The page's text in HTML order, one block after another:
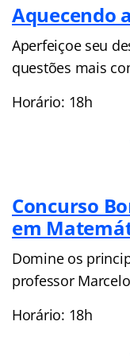
Aquecendo
Aperfeiçoe seu
questões mais
Horário: 18h
Concurso
em
Domine os
professor
Horário: 18h